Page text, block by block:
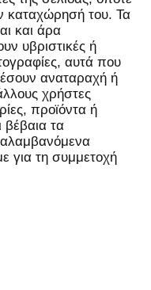
καταχώρησή του. Τα
και άρα
υβριστικές ή
αυτά που
αναταραχή ή
χρήστες
προϊόντα ή
βέβαια τα
για τη συμμετοχή